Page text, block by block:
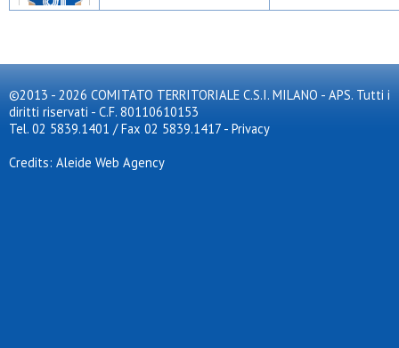
©2013 - 2026 COMITATO TERRITORIALE C.S.I. MILANO - APS. Tutti i
diritti riservati - C.F. 80110610153
Tel. 02 5839.1401 / Fax 02 5839.1417 - Privacy
Credits: Aleide Web Agency